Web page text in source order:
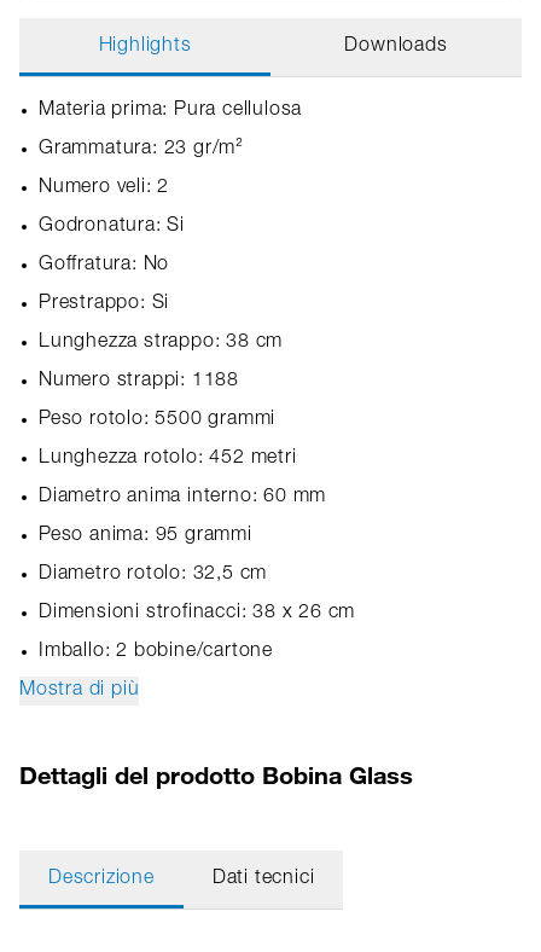
Highlights Downloads
Materia prima: Pura cellulosa
Grammatura: 23 gr/m²
Numero veli: 2
Godronatura: Si
Goffratura: No
Prestrappo: Si
Lunghezza strappo: 38 cm
Numero strappi: 1188
Peso rotolo: 5500 grammi
Lunghezza rotolo: 452 metri
Diametro anima interno: 60 mm
Peso anima: 95 grammi
Diametro rotolo: 32,5 cm
Dimensioni strofinacci: 38 x 26 cm
Imballo: 2 bobine/cartone
Mostra di più
Dettagli del prodotto Bobina Glass
Descrizione Dati tecnici